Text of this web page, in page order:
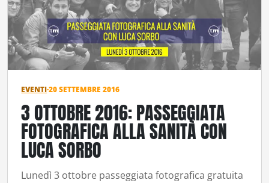
EVENTI·20 SETTEMBRE 2016
3 OTTOBRE 2016: PASSEGGIATA
FOTOGRAFICA ALLA SANITÀ CON
LUCA SORBO
Lunedì 3 ottobre passeggiata fotografica gratuita